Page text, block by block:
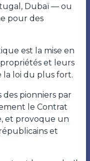
Dubaï — ou
pour des
est la mise en
et leurs
la loi du plus fort.
des pionniers par
le Contrat
et provoque un
et